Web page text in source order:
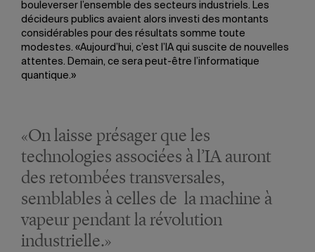
bouleverser l’ensemble des secteurs industriels. Les
décideurs publics avaient alors investi des montants
considérables pour des résultats somme toute
modestes. «Aujourd’hui, c’est l’IA qui suscite de nouvelles
attentes. Demain, ce sera peut-être l’informatique
quantique.»
«On laisse présager que les
technologies associées à l’IA auront
des retombées transversales,
semblables à celles de la machine à
vapeur pendant la révolution
industrielle.»